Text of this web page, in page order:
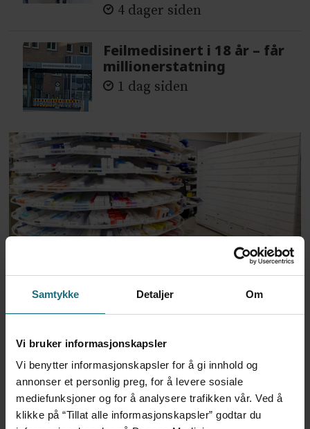
Samtykke Detaljer Om
Vi bruker informasjonskapsler
Vi benytter informasjonskapsler for å gi innhold og
annonser et personlig preg, for å levere sosiale
mediefunksjoner og for å analysere trafikken vår. Ved å
klikke på “Tillat alle informasjonskapsler” godtar du
4 dager siden
Feilmedisinert i 18 år – får
millionerstatning
1 dag siden
Apoteker over hele landet
har problemer